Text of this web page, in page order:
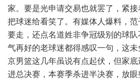
家。要是光申请交易也就罢了，紧
把球迷给看笑了。有媒体人爆料，
要走，还点名道姓非争冠级别的球
气再好的老球迷都得感叹一句，这
京男篮这几年虽说有点起伏，但家
进总决赛，本赛季杀进半决赛，放